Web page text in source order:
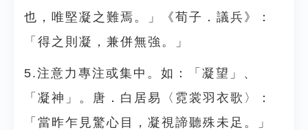
也，唯堅凝之難焉。」《荀子．議兵》：
「得之則凝，兼併無強。」
5.注意力專注或集中。如：「凝望」、
「凝神」。唐．白居易〈霓裳羽衣歌〉：
「當昨乍見驚心目，凝視諦聽殊未足。」